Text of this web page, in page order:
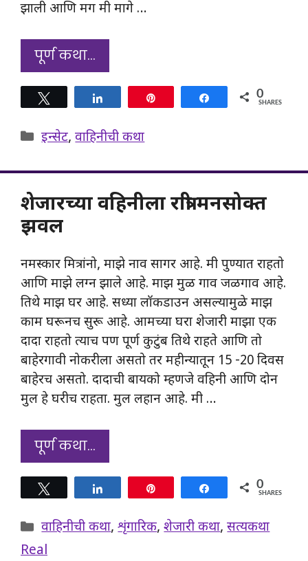
झाली आणि मग मी मागे …
पूर्ण कथा…
Share 0
SHARES
Categories
इन्सेट,वाहिनीची कथा
शेजारच्या वहिनीला रात्री मनसोक्त
झवल
नमस्कार मित्रांनो, माझे नाव सागर आहे. मी पुण्यात राहतो
आणि माझे लग्न झाले आहे. माझ मुळ गाव जळगाव आहे.
तिथे माझ घर आहे. सध्या लॉकडाउन असल्यामुळे माझ
काम घरूनच सुरू आहे. आमच्या घरा शेजारी माझा एक
दादा राहतो त्याच पण पूर्ण कुटुंब तिथे राहते आणि तो
बाहेरगावी नोकरीला असतो तर महीन्यातून 15 -20 दिवस
बाहेरच असतो. दादाची बायको म्हणजे वहिनी आणि दोन
मुल हे घरीच राहता. मुल लहान आहे. मी …
पूर्ण कथा…
Share 0
SHARES
Categories
वाहिनीची कथा,शृंगारिक,शेजारी कथा,सत्यकथा
Real